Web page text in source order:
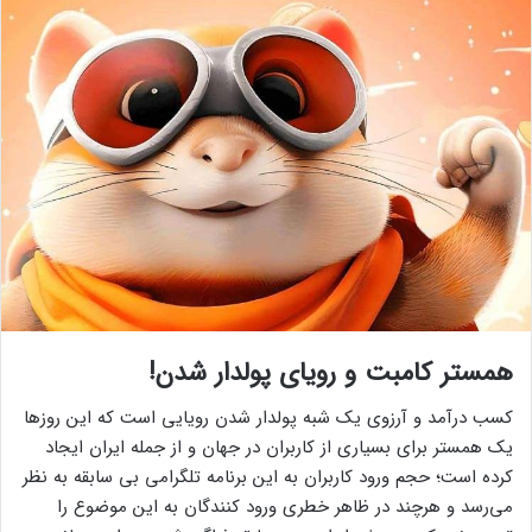
همستر کامبت و رویای پولدار شدن!
کسب درآمد و آرزوی یک شبه پولدار شدن رویایی است که این روزها
یک همستر برای بسیاری از کاربران در جهان و از جمله ایران ایجاد
کرده است؛ حجم ورود کاربران به این برنامه تلگرامی بی سابقه به نظر
می‌رسد و هرچند در ظاهر خطری ورود کنندگان به این موضوع را